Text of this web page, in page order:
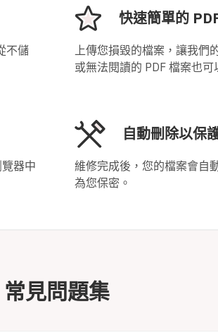
不儲
快速簡單的
上傳您損毀的檔案，讓我
或無法閱讀的 PDF 檔案也可
器中
自動刪除以保
維修完成後，您的檔案會自
為您保密。
常見問題集